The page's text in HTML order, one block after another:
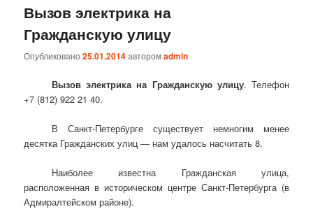
Вызов электрика на
Гражданскую улицу
Опубликовано25.01.2014авторомadmin
Вызов электрика на Гражданскую улицу. Телефон
+7 (812) 922 21 40.
В Санкт-Петербурге существует немногим менее
десятка Гражданских улиц — нам удалось насчитать 8.
Наиболее известна Гражданская улица,
расположенная в историческом центре Санкт-Петербурга (в
Адмиралтейском районе).